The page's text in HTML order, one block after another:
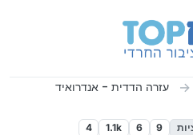
עזרה הדדית - אנדרואיד
9
6
1.1k
4